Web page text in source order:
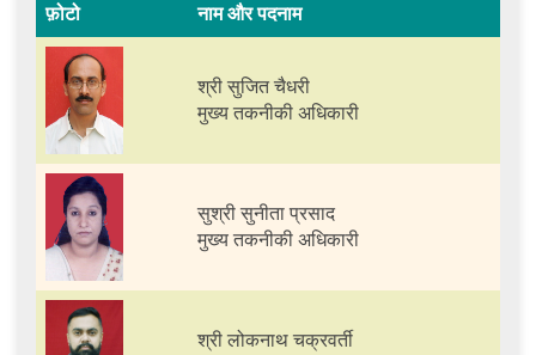
फ़ोटो नाम और पदनाम
श्री सुजित चैधरी
मुख्य तकनीकी अधिकारी
सुश्री सुनीता प्रसाद
मुख्य तकनीकी अधिकारी
श्री लोकनाथ चक्रवर्ती